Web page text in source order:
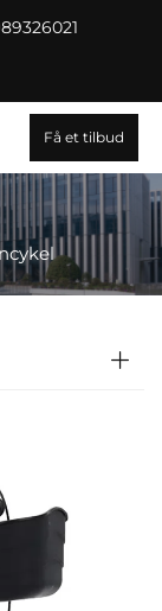
Få et tilbud